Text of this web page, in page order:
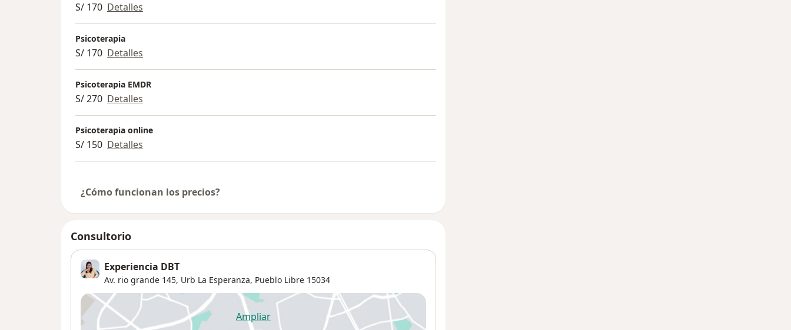
S/ 170 Detalles
Psicoterapia
S/ 170 Detalles
Psicoterapia EMDR
S/ 270 Detalles
Psicoterapia online
S/ 150 Detalles
¿Cómo funcionan los precios?
Consultorio
Experiencia DBT
Av. rio grande 145, Urb La Esperanza, Pueblo Libre 15034
Ampliarse abre en una nueva pestaña